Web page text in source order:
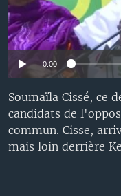
0:00
Soumaïla Cissé, ce
candidats de
commun. Cisse,
mais loin derrière